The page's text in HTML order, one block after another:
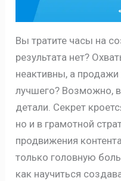
Вы тратите часы на
результата нет?
неактивны, а
лучшего? Возможно,
детали. Секрет
но и в грамотной
продвижения
только головную
как научиться